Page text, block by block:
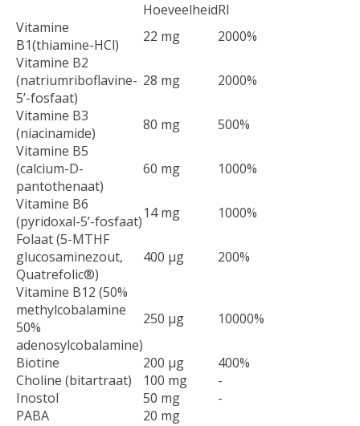
HoeveelheidRI
Vitamine
B1(thiamine-HCl)
22 mg
2000%
Vitamine B2
(natriumriboflavine-
5’-fosfaat)
28 mg
2000%
Vitamine B3
(niacinamide)
80 mg
500%
Vitamine B5
(calcium-D-
pantothenaat)
60 mg
1000%
Vitamine B6
(pyridoxal-5’-fosfaat)14 mg
1000%
Folaat (5-MTHF
glucosaminezout,
Quatrefolic®)
400 µg
200%
Vitamine B12 (50%
methylcobalamine
50%
adenosylcobalamine)
250 µg 10000%
Biotine 200 µg
400%
Choline (bitartraat)
100 mg
-
Inostol
50 mg
-
PABA
20 mg